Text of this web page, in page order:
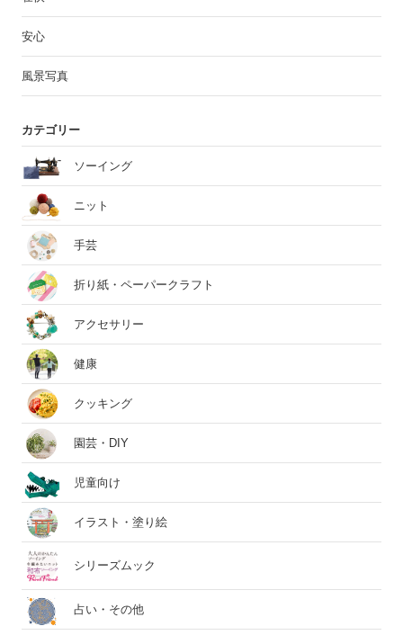
安心
風景写真
カテゴリー
ソーイング
ニット
手芸
折り紙・ペーパークラフト
アクセサリー
健康
クッキング
園芸・DIY
児童向け
イラスト・塗り絵
シリーズムック
占い・その他